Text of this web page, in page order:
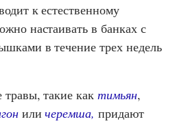
к естественному
настаивать в банках с
в течение трех недель
такие как тимьян,
иличеремша, придают